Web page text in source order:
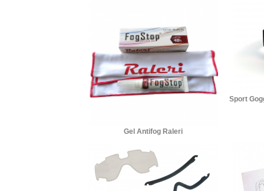
Gel Antifog Raleri
Sport